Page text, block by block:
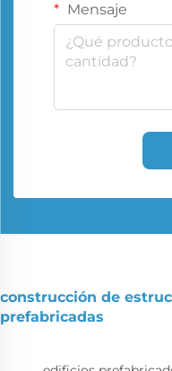
Mensaje
construcción de
prefabricadas